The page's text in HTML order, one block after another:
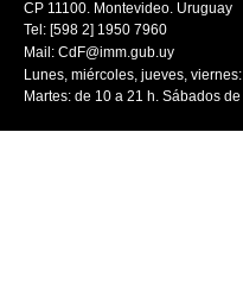
CP 11100. Montevideo. Uruguay
Tel: [598 2] 1950 7960
Mail: CdF@imm.gub.uy
Lunes, miércoles, jueves,
Martes: de 10 a 21 h. Sábados